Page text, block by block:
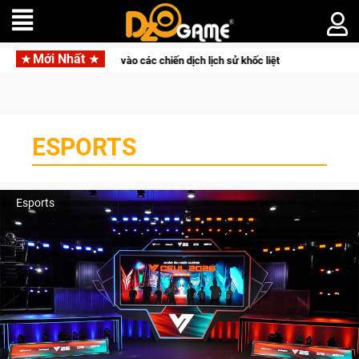
Mới Nhất
vào các chiến dịch lịch sử khốc liệt CFVL 2026 Mùa 2
ESPORTS
Esports